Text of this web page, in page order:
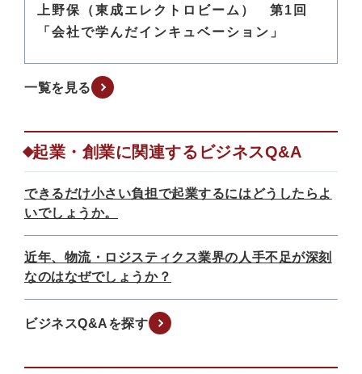
上野保（東成エレクトロビーム） 第1回
「会社で学んだインキュベーション」
一覧を見る
起業・創業に関連するビジネスQ&A
できるだけ小さい負担で起業するにはどうしたらよ
いでしょうか。
近年、物流・ロジスティクス業界の人手不足が深刻
なのはなぜでしょうか？
ビジネスQ&Aを探す